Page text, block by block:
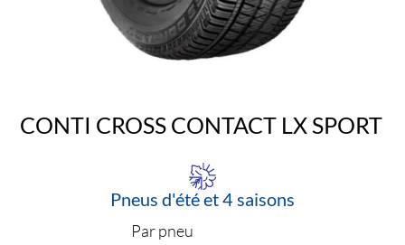
CONTI CROSS CONTACT LX SPORT
Pneus d'été et 4 saisons
Par pneu